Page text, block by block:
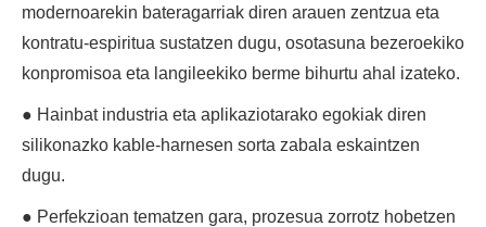
modernoarekin bateragarriak diren arauen zentzua eta
kontratu-espiritua sustatzen dugu, osotasuna bezeroekiko
konpromisoa eta langileekiko berme bihurtu ahal izateko.
● Hainbat industria eta aplikaziotarako egokiak diren
silikonazko kable-harnesen sorta zabala eskaintzen
dugu.
● Perfekzioan tematzen gara, prozesua zorrotz hobetzen